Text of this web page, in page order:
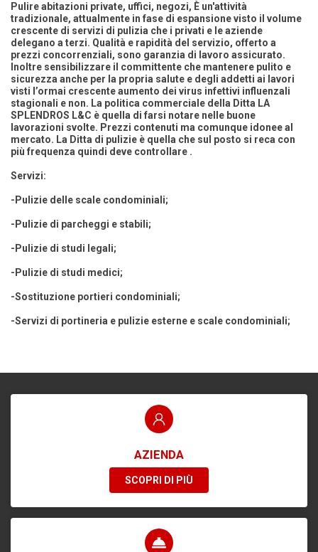
Pulire abitazioni private, uffici, negozi, È un'attività
tradizionale, attualmente in fase di espansione visto il volume
crescente di servizi di pulizia che i privati e le aziende
delegano a terzi. Qualità e rapidità del servizio, offerto a
prezzi concorrenziali, sono garanzia di lavoro assicurato.
Inoltre sensibilizzare il committente che mantenere pulito e
sicurezza anche per la propria salute e degli addetti ai lavori
visti l’ormai crescente aumento dei virus infettivi influenzali
stagionali e non. La politica commerciale della Ditta LA
SPLENDROS L&C è quella di farsi notare nelle buone
lavorazioni svolte. Prezzi contenuti ma comunque idonee al
mercato. La Ditta di pulizie è quella che sul posto si reca con
più frequenza quindi deve controllare .
Servizi:
-Pulizie delle scale condominiali;
-Pulizie di parcheggi e stabili;
-Pulizie di studi legali;
-Pulizie di studi medici;
-Sostituzione portieri condominiali;
-Servizi di portineria e pulizie esterne e scale condominiali;
AZIENDA
SCOPRI DI PIÙ